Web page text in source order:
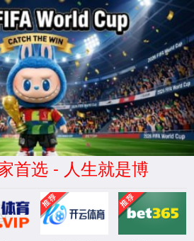
特卡洛(有限公
方网站